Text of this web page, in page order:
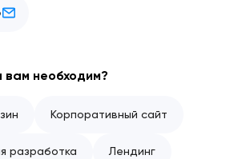
вам необходим?
Корпоративный сайт
разработка Лендинг